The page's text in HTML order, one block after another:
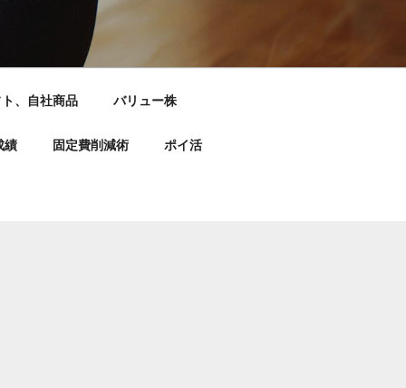
、自社商品 バリュー株
績 固定費削減術 ポイ活